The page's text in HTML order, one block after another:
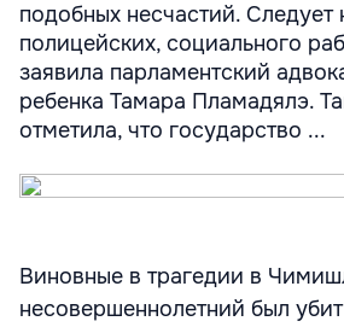
подобных несчастий. Следует
полицейских, социального
заявила парламентский
ребенка Тамара Пламадялэ.
отметила, что государство ...
Виновные в трагедии в
несовершеннолетний был